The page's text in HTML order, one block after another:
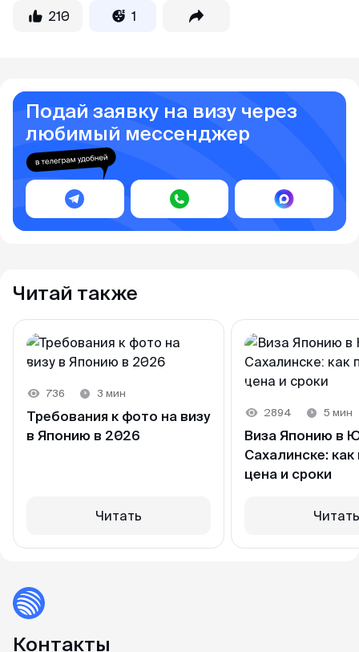
двоих за 6000. Идеальное соотношение цены
и качества.
210 1
Подай заявку на визу через
любимый мессенджер
Читай также
736 3 мин
Требования к фото на визу
в Японию в 2026
Читать
2894 5 мин
Виза Японию в
Сахалинске: как
цена и сроки
Читать
Контакты